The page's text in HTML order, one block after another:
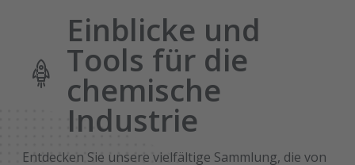
Einblicke und
Tools für die
chemische
Industrie
Entdecken Sie unsere vielfältige Sammlung, die von